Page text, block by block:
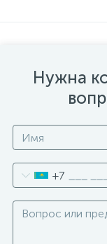
Нужна
+7